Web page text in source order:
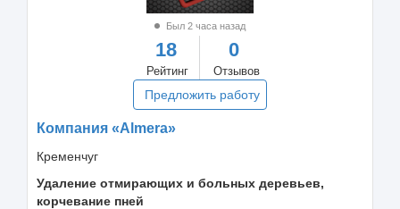
Был 2 часа назад
18
Рейтинг
0
Отзывов
Предложить работу
Компания «Almera»
Кременчуг
Удаление отмирающих и больных деревьев,
корчевание пней